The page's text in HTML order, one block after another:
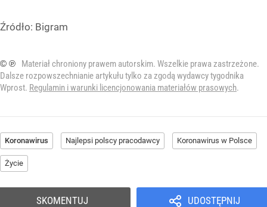
Źródło: Bigram
© ℗
Materiał chroniony prawem autorskim. Wszelkie prawa zastrzeżone.
Dalsze rozpowszechnianie artykułu tylko za zgodą wydawcy tygodnika
Wprost. Regulamin i warunki licencjonowania materiałów prasowych.
Koronawirus Najlepsi polscy pracodawcy Koronawirus w Polsce
Życie
UDOSTĘPNIJ
SKOMENTUJ